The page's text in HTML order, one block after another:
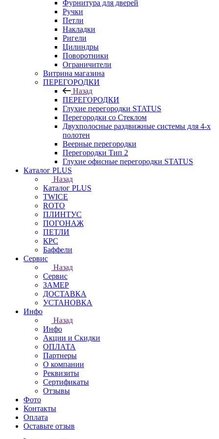
Фурнитура для дверей
Ручки
Петли
Накладки
Ригели
Цилиндры
Поворотники
Ограничители
Витрина магазина
ПЕРЕГОРОДКИ
Назад
ПЕРЕГОРОДКИ
Глухие перегородки STATUS
Перегородки со Стеклом
Двухполосные раздвижные системы для 4-х
полотен
Веерные перегородки
Перегородки Тип 2
Глухие офисные перегородки STATUS
Каталог PLUS
Назад
Каталог PLUS
TWICE
ROTO
ПЛИНТУС
ПОГОНАЖ
ПЕТЛИ
КРС
Баффели
Сервис
Назад
Сервис
ЗАМЕР
ДОСТАВКА
УСТАНОВКА
Инфо
Назад
Инфо
Акции и Скидки
ОПЛАТА
Партнеры
О компании
Реквизиты
Сертификаты
Отзывы
Фото
Контакты
Оплата
Оставьте отзыв